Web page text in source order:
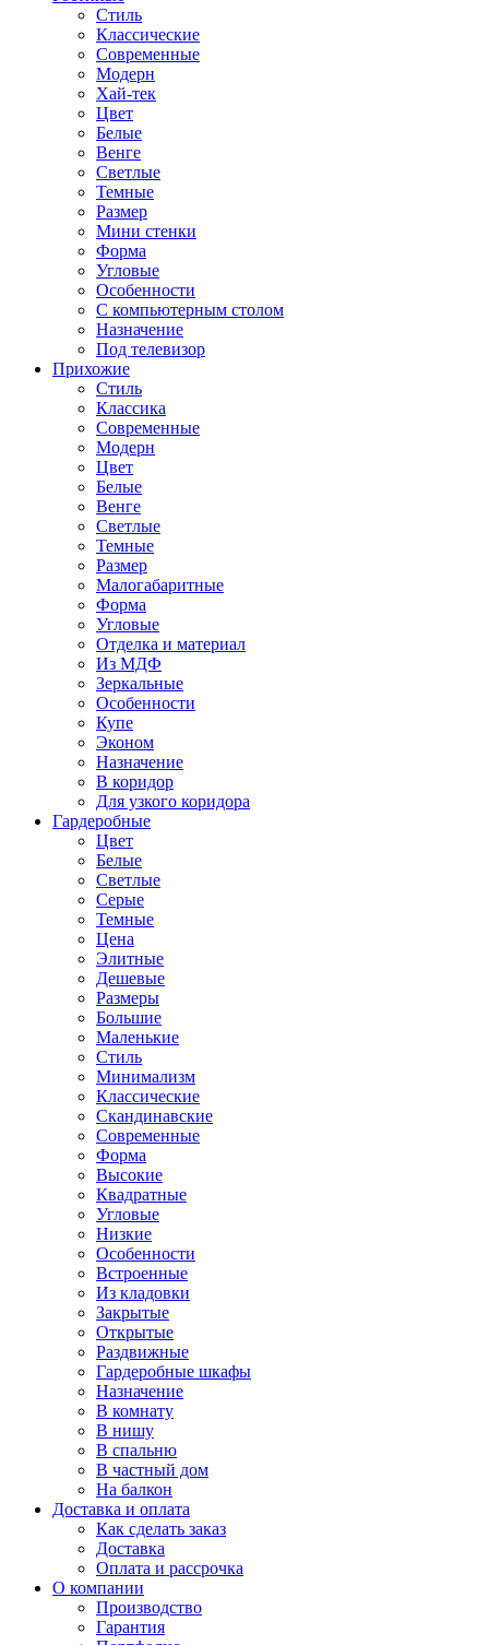
Стиль
Классические
Современные
Модерн
Хай-тек
Цвет
Белые
Венге
Светлые
Темные
Размер
Мини стенки
Форма
Угловые
Особенности
С компьютерным столом
Назначение
Под телевизор
Прихожие
Стиль
Классика
Современные
Модерн
Цвет
Белые
Венге
Светлые
Темные
Размер
Малогабаритные
Форма
Угловые
Отделка и материал
Из МДФ
Зеркальные
Особенности
Купе
Эконом
Назначение
В коридор
Для узкого коридора
Гардеробные
Цвет
Белые
Светлые
Серые
Темные
Цена
Элитные
Дешевые
Размеры
Большие
Маленькие
Стиль
Минимализм
Классические
Скандинавские
Современные
Форма
Высокие
Квадратные
Угловые
Низкие
Особенности
Встроенные
Из кладовки
Закрытые
Открытые
Раздвижные
Гардеробные шкафы
Назначение
В комнату
В нишу
В спальню
В частный дом
На балкон
Доставка и оплата
Как сделать заказ
Доставка
Оплата и рассрочка
О компании
Производство
Гарантия